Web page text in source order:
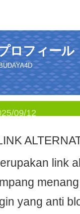
ロフィール
09/12
link
yang anti